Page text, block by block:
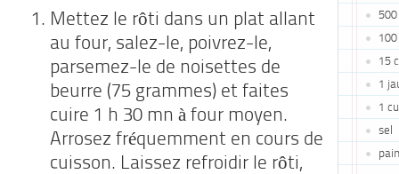
500
15
1
1
sel
Mettez le rôti dans un plat allant
au four, salez-le, poivrez-le,
parsemez-le de noisettes de
beurre (75 grammes) et faites
cuire 1 h 30 mn à four moyen.
Arrosez fréquemment en cours de
cuisson. Laissez refroidir le rôti,